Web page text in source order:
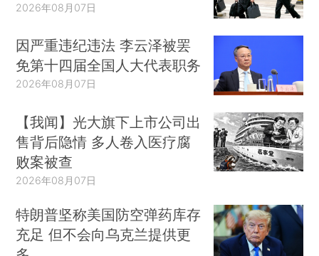
2026年08月07日
因严重违纪违法 李云泽被罢
免第十四届全国人大代表职务
2026年08月07日
【我闻】光大旗下上市公司出
售背后隐情 多人卷入医疗腐
败案被查
2026年08月07日
特朗普坚称美国防空弹药库存
充足 但不会向乌克兰提供更